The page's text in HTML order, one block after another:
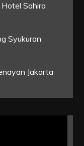
Sahira
Syukuran
Jakarta